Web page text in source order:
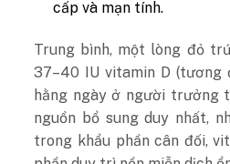
cấp và mạn tính.
Trung bình, một lòng đỏ
37–40 IU vitamin D (tương
hằng ngày ở người trưởng
nguồn bổ sung duy nhất,
trong khẩu phần cân đối,